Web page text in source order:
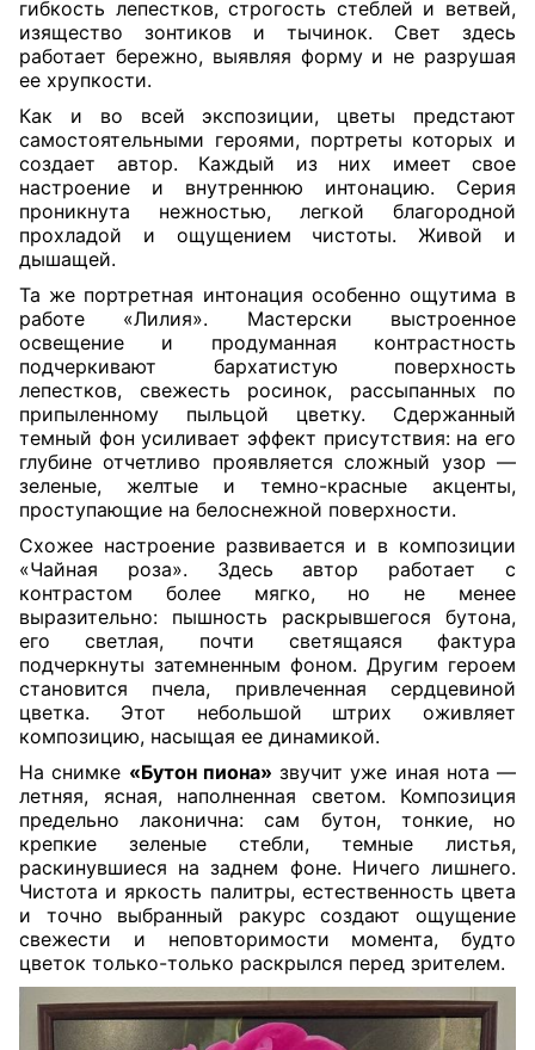
гибкость лепестков, строгость стеблей и ветвей,
изящество зонтиков и тычинок. Свет здесь
работает бережно, выявляя форму и не разрушая
ее хрупкости.
Как и во всей экспозиции, цветы предстают
самостоятельными героями, портреты которых и
создает автор. Каждый из них имеет свое
настроение и внутреннюю интонацию. Серия
проникнута нежностью, легкой благородной
прохладой и ощущением чистоты. Живой и
дышащей.
Та же портретная интонация особенно ощутима в
работе «Лилия». Мастерски выстроенное
освещение и продуманная контрастность
подчеркивают бархатистую поверхность
лепестков, свежесть росинок, рассыпанных по
припыленному пыльцой цветку. Сдержанный
темный фон усиливает эффект присутствия: на его
глубине отчетливо проявляется сложный узор —
зеленые, желтые и темно-красные акценты,
проступающие на белоснежной поверхности.
Схожее настроение развивается и в композиции
«Чайная роза». Здесь автор работает с
контрастом более мягко, но не менее
выразительно: пышность раскрывшегося бутона,
его светлая, почти светящаяся фактура
подчеркнуты затемненным фоном. Другим героем
становится пчела, привлеченная сердцевиной
цветка. Этот небольшой штрих оживляет
композицию, насыщая ее динамикой.
На снимке «Бутон пиона» звучит уже иная нота —
летняя, ясная, наполненная светом. Композиция
предельно лаконична: сам бутон, тонкие, но
крепкие зеленые стебли, темные листья,
раскинувшиеся на заднем фоне. Ничего лишнего.
Чистота и яркость палитры, естественность цвета
и точно выбранный ракурс создают ощущение
свежести и неповторимости момента, будто
цветок только-только раскрылся перед зрителем.